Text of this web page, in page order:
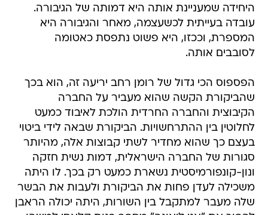
היחידה שמעניינת אותה היא דמותה של הגיבורה.
עובדה בעייתית לכשעצמה, מאחר והגיבורה היא
המספרת, וככזו, היא פשוט נתפסת כאטומה
לסובבים אותה.
הפספוס הכי גדול של רומן רחב יריעה זה, הוא בכך
שהביקורת הקשה שהוא מעביר על החברה
הקיבוצית והחברה החרדית הולכת לאיבוד כמעט
לחלוטין בין ההתרחשויות. הביקורת שבאה לידי ביטוי
בעצם כך שהוא מחדיר לשתי קבוצות אלה, מהיותר
סגורות של החברה הישראלית, דמות נשית חזקה
ונון-קונפורמיסטית נשארת כמעט רק בכך. לו היתה
משכילה לעדן פחות את הביקורת ולעבות את הבשר
שלה מעבר למתקבל בין השורות, היתה יכולה הראבן